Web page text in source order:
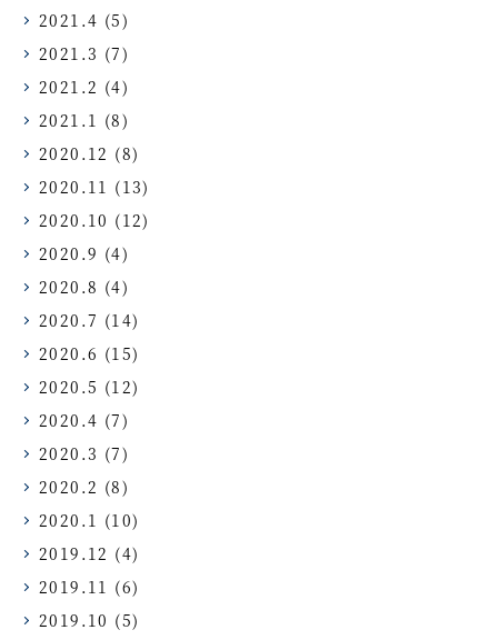
2021.4 (5)
2021.3 (7)
2021.2 (4)
2021.1 (8)
2020.12 (8)
2020.11 (13)
2020.10 (12)
2020.9 (4)
2020.8 (4)
2020.7 (14)
2020.6 (15)
2020.5 (12)
2020.4 (7)
2020.3 (7)
2020.2 (8)
2020.1 (10)
2019.12 (4)
2019.11 (6)
2019.10 (5)